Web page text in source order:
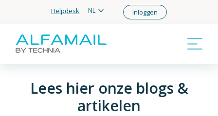
Helpdesk NL Inloggen
Lees hier onze blogs &
artikelen